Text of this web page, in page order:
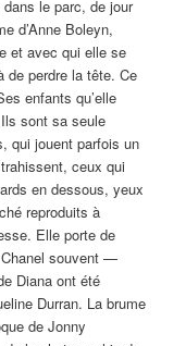
le parc, de jour
d’Anne Boleyn,
et avec qui elle se
de perdre la tête. Ce
enfants qu’elle
sont sa seule
qui jouent parfois un
ceux qui
en dessous, yeux
reproduits à
Elle porte de
souvent —
Diana ont été
Durran. La brume
de Jonny